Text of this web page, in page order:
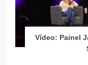
Vídeo: Painel